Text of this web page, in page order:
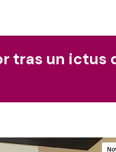
tras un ictus